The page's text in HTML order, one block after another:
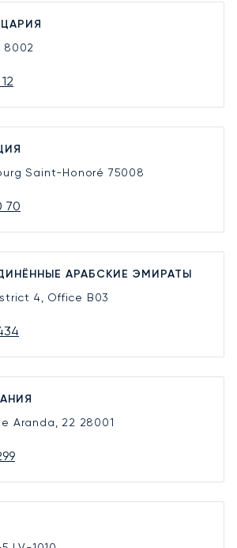
8002
Saint-Honoré 75008
70
АРАБСКИЕ ЭМИРАТЫ
4, Office B03
Aranda, 22 28001